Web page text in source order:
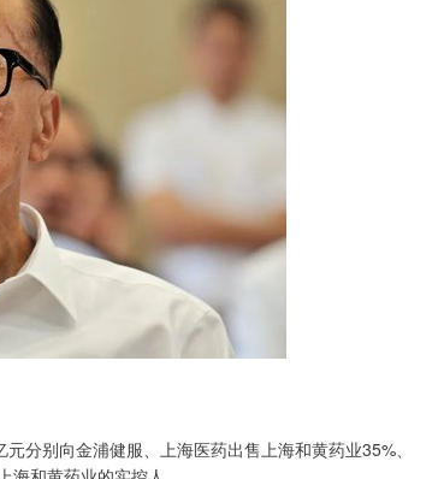
别向金浦健服、上海医药出售上海和黄药业35%、